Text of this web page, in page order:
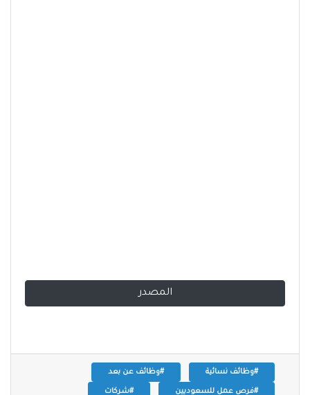
المصدر
#وظائف نسائية #وظائف عن بعد
#فرص عمل للسعوديين #شركات